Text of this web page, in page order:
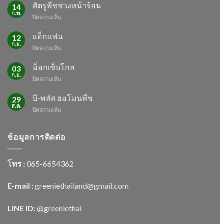
14
ก.พ.
ศัตรูพืชช่วงหน้าร้อน
ปิดความเห็น
ช่วง
หน้า
12
ก.ย.
แอ็กแฟน
ปิดความเห็น
แฟน
03
ก.ย.
ม็อกเซ็บโกล
ปิดความเห็น
อก
เซ็บ
โกล
29
ส.ค.
บี-พลัส ฮอโมนพืช
ปิดความเห็น
ฮอ
ข้อมูลการติดต่อ
โทร : 065-6654362
E-mail : greeniethailand@gmail.com
LINE ID: @greeniethai